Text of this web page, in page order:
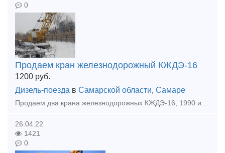
0
Продаем кран железнодорожный КЖДЭ-16
1200 руб.
Дизель-поезда в Самарской области, Самаре
26.04.22
1421
0